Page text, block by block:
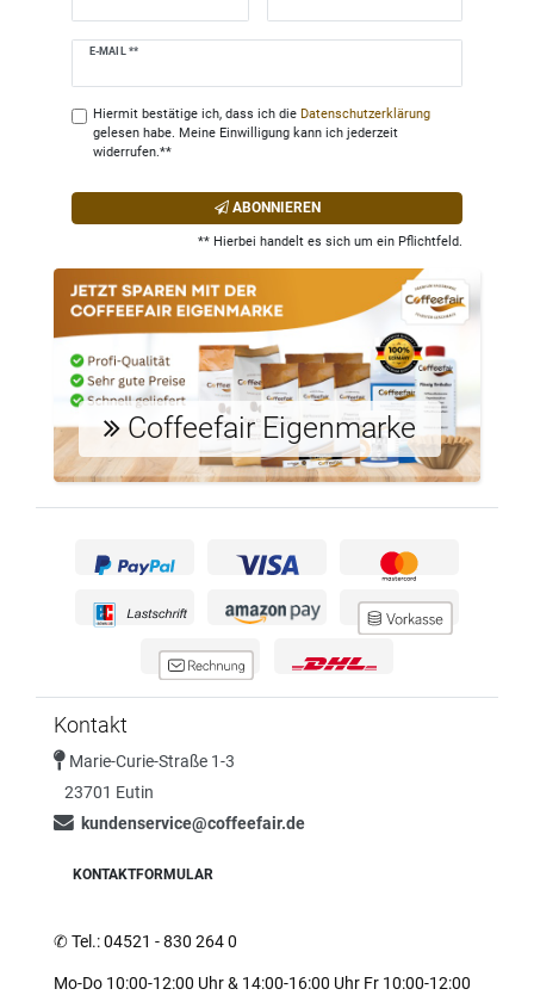
E-MAIL **
Newsletter
Hiermit bestätige ich, dass ich die Daten­schutz­erklärung
gelesen habe. Meine Einwilligung kann ich jederzeit
widerrufen.**
ABONNIEREN
** Hierbei handelt es sich um ein Pflichtfeld.
Coffeefair Eigenmarke
Kontakt
Marie-Curie-Straße 1-3
23701 Eutin
kundenservice@coffeefair.de
KONTAKTFORMULAR
✆Tel.: 04521 - 830 264 0
Mo-Do 10:00-12:00 Uhr & 14:00-16:00 Uhr Fr 10:00-12:00